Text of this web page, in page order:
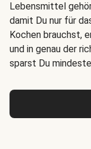
Lebensmittel
damit Du nur für
Kochen brauchst,
und in genau der
sparst Du